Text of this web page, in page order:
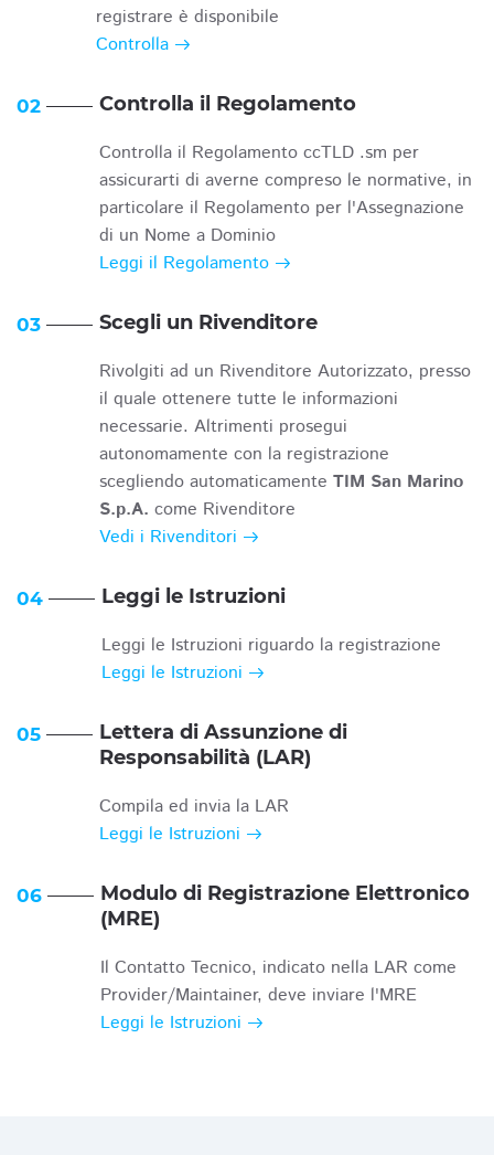
registrare è disponibile
Controlla
02 Controlla il Regolamento
Controlla il Regolamento ccTLD .sm per
assicurarti di averne compreso le normative, in
particolare il Regolamento per l'Assegnazione
di un Nome a Dominio
Leggi il Regolamento
03 Scegli un Rivenditore
Rivolgiti ad un Rivenditore Autorizzato, presso
il quale ottenere tutte le informazioni
necessarie. Altrimenti prosegui
autonomamente con la registrazione
scegliendo automaticamente TIM San Marino
S.p.A. come Rivenditore
Vedi i Rivenditori
04 Leggi le Istruzioni
Leggi le Istruzioni riguardo la registrazione
Leggi le Istruzioni
05
Lettera di Assunzione di
Responsabilità (LAR)
Compila ed invia la LAR
Leggi le Istruzioni
06
Modulo di Registrazione Elettronico
(MRE)
Il Contatto Tecnico, indicato nella LAR come
Provider/Maintainer, deve inviare l'MRE
Leggi le Istruzioni